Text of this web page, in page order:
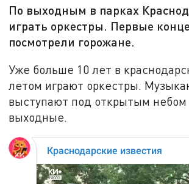
По выходным в парках
играть оркестры. Первые
посмотрели горожане.
Уже больше 10 лет в
летом играют оркестры.
выступают под открытым
выходные.